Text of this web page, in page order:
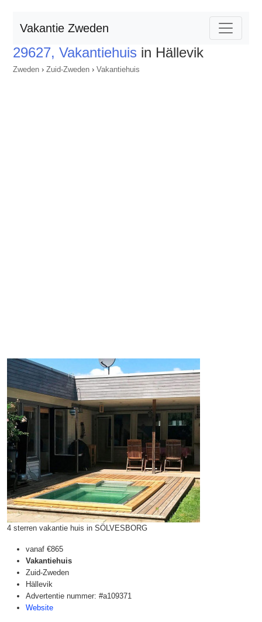
Vakantie Zweden
29627, Vakantiehuis in Hällevik
Zweden › Zuid-Zweden › Vakantiehuis
4 sterren vakantie huis in SÖLVESBORG
vanaf €865
Vakantiehuis
Zuid-Zweden
Hällevik
Advertentie nummer: #a109371
Website